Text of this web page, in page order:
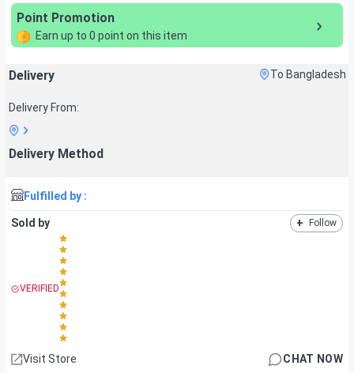
Point Promotion
Earn up to 0 point on this item
Delivery To Bangladesh
Delivery From:
Delivery Method
Fulfilled by :
Sold by + Follow
VERIFIED
Visit Store CHAT NOW